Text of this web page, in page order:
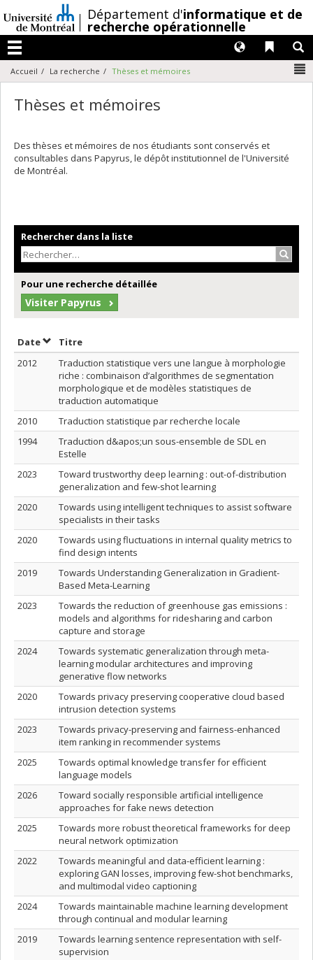
au
contenu
/Département d'informatique et de
recherche opérationnelle
Menu
Liens
Langues
Accueil La recherche Thèses et mémoires
Thèses et mémoires
Des thèses et mémoires de nos étudiants sont conservés et
consultables dans Papyrus, le dépôt institutionnel de l'Université
de Montréal.
Rechercher dans la liste
Pour une recherche détaillée
Visiter Papyrus
DateTrier par date en ordre décroissant
Titre
2012
Traduction statistique vers une langue à morphologie
riche : combinaison d’algorithmes de segmentation
morphologique et de modèles statistiques de
traduction automatique
2010
Traduction statistique par recherche locale
1994
Traduction d&apos;un sous-ensemble de SDL en
Estelle
2023
Toward trustworthy deep learning : out-of-distribution
generalization and few-shot learning
2020
Towards using intelligent techniques to assist software
specialists in their tasks
2020
Towards using fluctuations in internal quality metrics to
find design intents
2019
Towards Understanding Generalization in Gradient-
Based Meta-Learning
2023
Towards the reduction of greenhouse gas emissions :
models and algorithms for ridesharing and carbon
capture and storage
2024
Towards systematic generalization through meta-
learning modular architectures and improving
generative flow networks
2020
Towards privacy preserving cooperative cloud based
intrusion detection systems
2023
Towards privacy-preserving and fairness-enhanced
item ranking in recommender systems
2025
Towards optimal knowledge transfer for efficient
language models
2026
Toward socially responsible artificial intelligence
approaches for fake news detection
2025
Towards more robust theoretical frameworks for deep
neural network optimization
2022
Towards meaningful and data-efficient learning :
exploring GAN losses, improving few-shot benchmarks,
and multimodal video captioning
2024
Towards maintainable machine learning development
through continual and modular learning
2019
Towards learning sentence representation with self-
supervision